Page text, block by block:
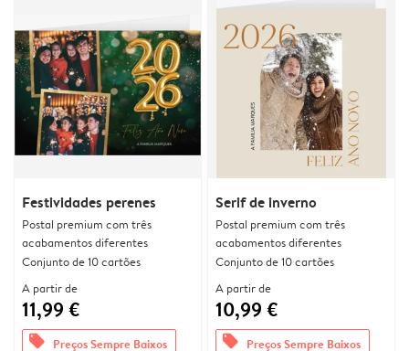
Festividades perenes
Postal premium com três
acabamentos diferentes
Conjunto de 10 cartões
A partir de
11,99 €
offers Preços Sempre Baixos
Serif de inverno
Postal premium com três
acabamentos diferentes
Conjunto de 10 cartões
A partir de
10,99 €
offers Preços Sempre Baixos